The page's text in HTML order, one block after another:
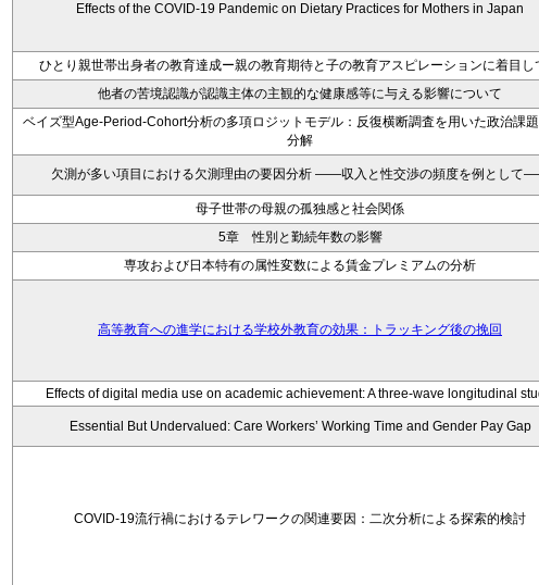
Effects of the COVID-19 Pandemic on Dietary Practices for Mothers in Japan
ひとり親世帯出身者の教育達成ー親の教育期待と子の教育アスピレーションに着目し
他者の苦境認識が認識主体の主観的な健康感等に与える影響について
ベイズ型Age-Period-Cohort分析の多項ロジットモデル：反復横断調査を用いた政治課
分解
欠測が多い項目における欠測理由の要因分析 ——収入と性交渉の頻度を例として
母子世帯の母親の孤独感と社会関係
5章 性別と勤続年数の影響
専攻および日本特有の属性変数による賃金プレミアムの分析
高等教育への進学における学校外教育の効果：トラッキング後の挽回
Effects of digital media use on academic achievement: A three-wave longitudinal
Essential But Undervalued: Care Workers’ Working Time and Gender Pay Gap
COVID-19流行禍におけるテレワークの関連要因：二次分析による探索的検討